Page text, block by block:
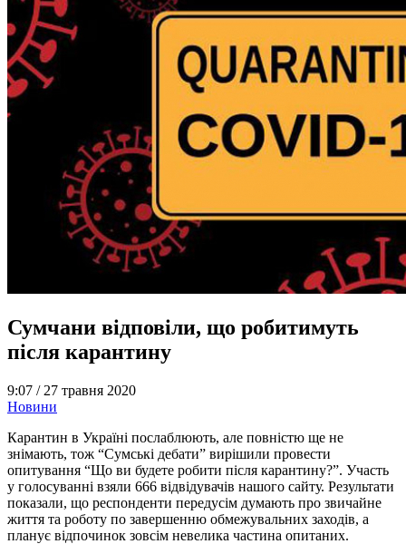
Сумчани відповіли, що робитимуть
після карантину
9:07 / 27 травня 2020
Новини
Карантин в Україні послаблюють, але повністю ще не
знімають, тож “Сумські дебати” вирішили провести
опитування “Що ви будете робити після карантину?”. Участь
у голосуванні взяли 666 відвідувачів нашого сайту. Результати
показали, що респонденти передусім думають про звичайне
життя та роботу по завершенню обмежувальних заходів, а
планує відпочинок зовсім невелика частина опитаних.